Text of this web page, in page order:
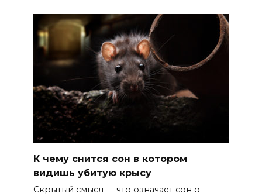
К чему снится сон в котором
видишь убитую крысу
Скрытый смысл — что означает сон о